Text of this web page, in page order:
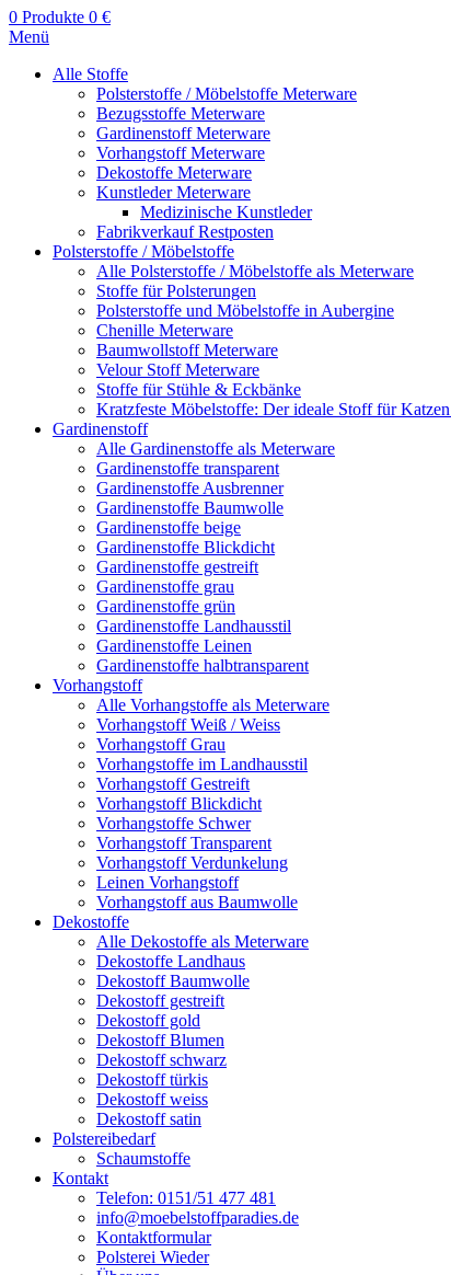
0 Produkte 0 €
Menü
Alle Stoffe
Polsterstoffe / Möbelstoffe Meterware
Bezugsstoffe Meterware
Gardinenstoff Meterware
Vorhangstoff Meterware
Dekostoffe Meterware
Kunstleder Meterware
Medizinische Kunstleder
Fabrikverkauf Restposten
Polsterstoffe / Möbelstoffe
Alle Polsterstoffe / Möbelstoffe als Meterware
Stoffe für Polsterungen
Polsterstoffe und Möbelstoffe in Aubergine
Chenille Meterware
Baumwollstoff Meterware
Velour Stoff Meterware
Stoffe für Stühle & Eckbänke
Kratzfeste Möbelstoffe: Der ideale Stoff für
Gardinenstoff
Alle Gardinenstoffe als Meterware
Gardinenstoffe transparent
Gardinenstoffe Ausbrenner
Gardinenstoffe Baumwolle
Gardinenstoffe beige
Gardinenstoffe Blickdicht
Gardinenstoffe gestreift
Gardinenstoffe grau
Gardinenstoffe grün
Gardinenstoffe Landhausstil
Gardinenstoffe Leinen
Gardinenstoffe halbtransparent
Vorhangstoff
Alle Vorhangstoffe als Meterware
Vorhangstoff Weiß / Weiss
Vorhangstoff Grau
Vorhangstoffe im Landhausstil
Vorhangstoff Gestreift
Vorhangstoff Blickdicht
Vorhangstoffe Schwer
Vorhangstoff Transparent
Vorhangstoff Verdunkelung
Leinen Vorhangstoff
Vorhangstoff aus Baumwolle
Dekostoffe
Alle Dekostoffe als Meterware
Dekostoffe Landhaus
Dekostoff Baumwolle
Dekostoff gestreift
Dekostoff gold
Dekostoff Blumen
Dekostoff schwarz
Dekostoff türkis
Dekostoff weiss
Dekostoff satin
Polstereibedarf
Schaumstoffe
Kontakt
Telefon: 0151/51 477 481
info@moebelstoffparadies.de
Kontaktformular
Polsterei Wieder